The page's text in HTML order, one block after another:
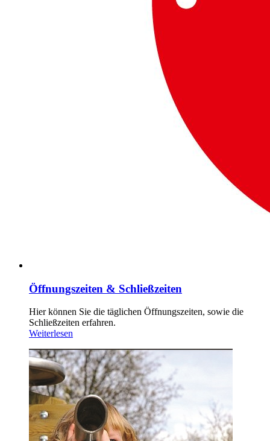
Öffnungszeiten & Schließzeiten
Hier können Sie die täglichen Öffnungszeiten, sowie die
Schließzeiten erfahren.
Weiterlesen